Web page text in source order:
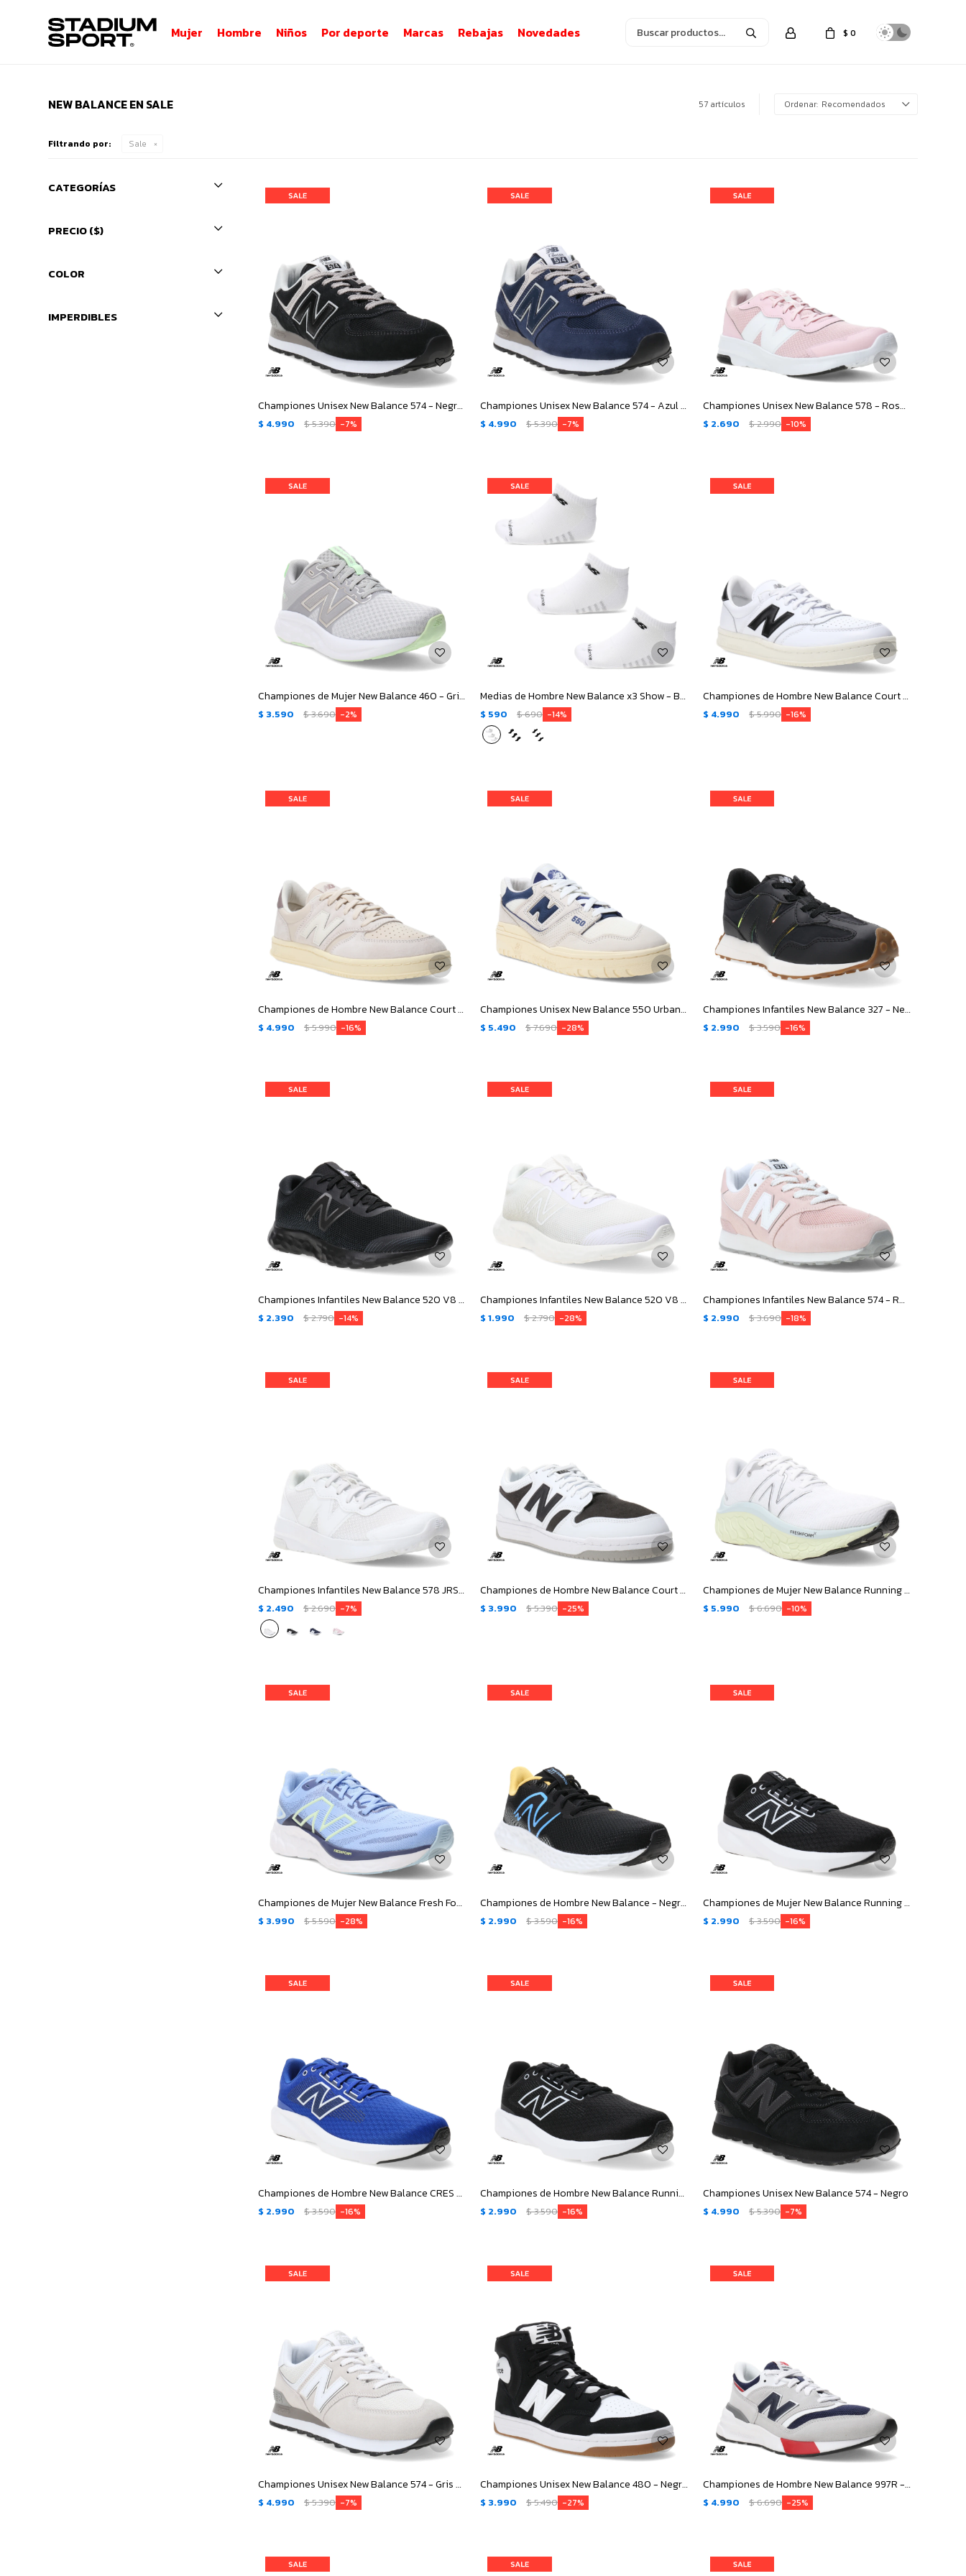
Mujer Hombre Niños Por deporte Marcas Rebajas Novedades $ 0
NEW BALANCE EN SALE 57 artículos Recomendados
Filtrando por: Sale
Championes Unisex New Balance 574 - Negro - Gris
$ 4.990 $5.390 7
Championes Unisex New Balance 574 - Azul Marino - Gris
$ 4.990 $5.390 7
Championes Unisex New Balance 578 - Rosa - Blanco
$ 2.690 $2.990 10
Championes de Mujer New Balance 460 - Gris - Verde
$ 3.590 $3.690 2
Medias de Hombre New Balance x3 Show - Blanco - Gris
$ 590 $690 14
Championes de Hombre New Balance Court - Blanco - Negro
$ 4.990 $5.990 16
Championes de Hombre New Balance Court - Beige
$ 4.990 $5.990 16
Championes Unisex New Balance 550 Urbano Court - Beige - Marino
$ 5.490 $7.690 28
Championes Infantiles New Balance 327 - Negro
$ 2.990 $3.590 16
Championes Infantiles New Balance 520 V8 - Negro
$ 2.390 $2.790 14
Championes Infantiles New Balance 520 V8 - Blanco - Lila
$ 1.990 $2.790 28
Championes Infantiles New Balance 574 - Rosa - Blanco
$ 2.990 $3.690 18
Championes Infantiles New Balance 578 JRS - Blanco
$ 2.490 $2.690 7
Championes de Hombre New Balance Court - Blanco - Negro
$ 3.990 $5.390 25
Championes de Mujer New Balance Running Course - Blanco - Plateado
$ 5.990 $6.690 10
Championes de Mujer New Balance Fresh Foam 680 V8 - Celeste - Verde Lima
$ 3.990 $5.590 28
Championes de Hombre New Balance - Negro - Amarillo - Azul
$ 2.990 $3.590 16
Championes de Mujer New Balance Running Course 413 - Negro - Blanco
$ 2.990 $3.590 16
Championes de Hombre New Balance CRES - Azul - Blanco
$ 2.990 $3.590 16
Championes de Hombre New Balance Running Course 413 - Negro - Blanco
$ 2.990 $3.590 16
Championes Unisex New Balance 574 - Negro
$ 4.990 $5.390 7
Championes Unisex New Balance 574 - Gris - Blanco
$ 4.990 $5.390 7
Championes Unisex New Balance 480 - Negro - Blanco
$ 3.990 $5.490 27
Championes de Hombre New Balance 997R - Gris - Azul Marino - Blanco
$ 4.990 $6.690 25
CATEGORÍAS
PRECIO($)
COLOR
IMPERDIBLES